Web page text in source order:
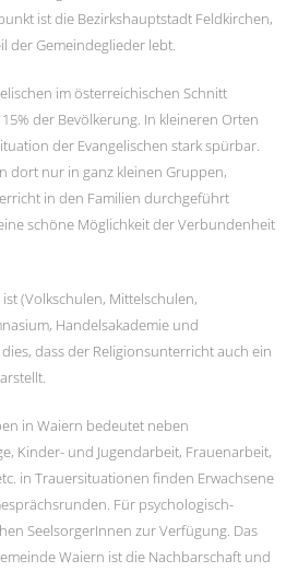
ist die Bezirkshauptstadt Feldkirchen,
der Gemeindeglieder lebt.
im österreichischen Schnitt
der Bevölkerung. In kleineren Orten
der Evangelischen stark spürbar.
dort nur in ganz kleinen Gruppen,
in den Familien durchgeführt
schöne Möglichkeit der Verbundenheit
(Volkschulen, Mittelschulen,
Handelsakademie und
dass der Religionsunterricht auch ein
in Waiern bedeutet neben
Kinder- und Jugendarbeit, Frauenarbeit,
in Trauersituationen finden Erwachsene
Für psychologisch-
SeelsorgerInnen zur Verfügung. Das
Waiern ist die Nachbarschaft und